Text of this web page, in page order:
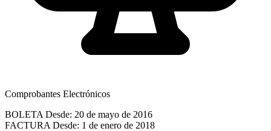
Comprobantes Electrónicos
BOLETA Desde: 20 de mayo de 2016
FACTURA Desde: 1 de enero de 2018